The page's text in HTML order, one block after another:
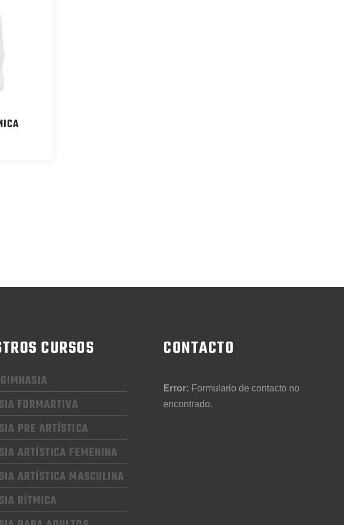
CURSOS
FORMARTIVA
PRE ARTÍSTICA
ARTÍSTICA FEMENINA
ARTÍSTICA MASCULINA
RÍTMICA
CONTACTO
Error: Formulario de contacto no
encontrado.